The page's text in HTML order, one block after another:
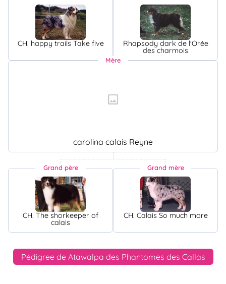
CH. happy trails Take five Rhapsody dark de l'Orée
des charmois
Mère
carolina calais Reyne
Grand père
CH. The shorkeeper of
calais
Grand mère
CH. Calais So much more
Pédigree de Atawalpa des Phantomes des Callas